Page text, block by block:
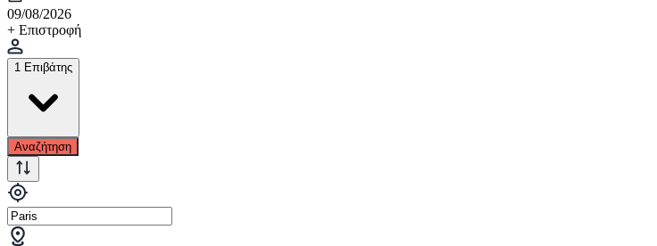
09/08/2026
+ Επιστροφή
1 Επιβάτης
Αναζήτηση